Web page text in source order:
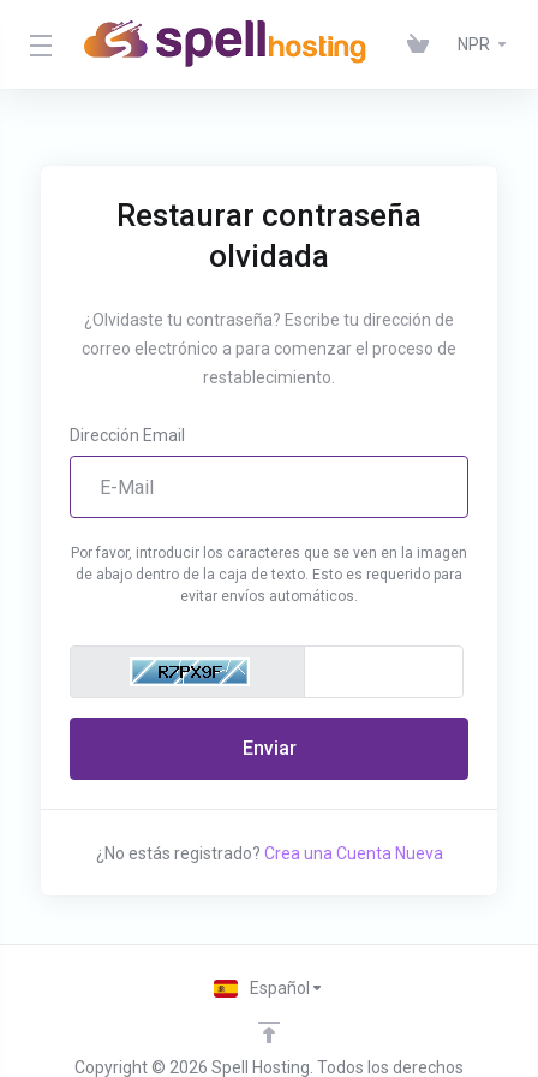
NPR
Restaurar contraseña
olvidada
¿Olvidaste tu contraseña? Escribe tu dirección de
correo electrónico a para comenzar el proceso de
restablecimiento.
Dirección Email
Por favor, introducir los caracteres que se ven en la imagen
de abajo dentro de la caja de texto. Esto es requerido para
evitar envíos automáticos.
Enviar
¿No estás registrado? Crea una Cuenta Nueva
Copyright © 2026 Spell Hosting. Todos los derechos
Español